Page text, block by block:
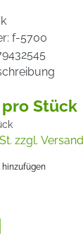
f-5700
Stück
zzgl.